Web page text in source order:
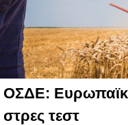
ΟΣΔΕ:
στρες τεστ